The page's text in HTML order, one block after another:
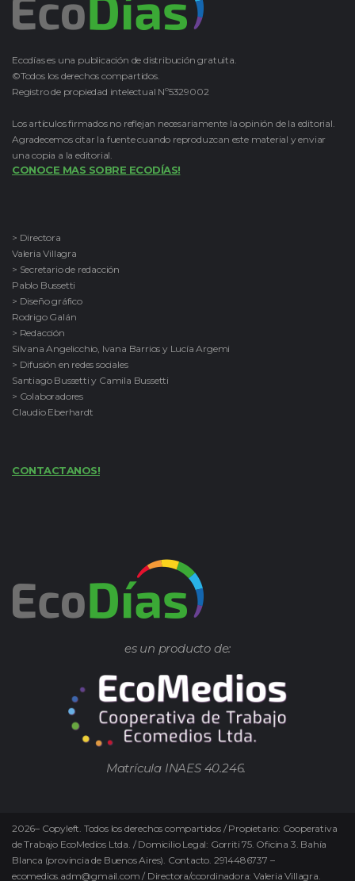
Ecodías es una publicación de distribución gratuita.
©Todos los derechos compartidos.
Registro de propiedad intelectual Nº5329002
Los artículos firmados no reflejan necesariamente la opinión de la editorial.
Agradecemos citar la fuente cuando reproduzcan este material y enviar
una copia a la editorial.
CONOCE MAS SOBRE ECODÍAS!
> Directora
Valeria Villagra
> Secretario de redacción
Pablo Bussetti
> Diseño gráfico
Rodrigo Galán
> Redacción
Silvana Angelicchio, Ivana Barrios y Lucía Argemi
> Difusión en redes sociales
Santiago Bussetti y Camila Bussetti
> Colaboradores
Claudio Eberhardt
CONTACTANOS!
es un producto de:
Matrícula INAES 40.246.
2026– Copyleft. Todos los derechos compartidos / Propietario: Cooperativa
de Trabajo EcoMedios Ltda. / Domicilio Legal: Gorriti 75. Oficina 3. Bahía
Blanca (provincia de Buenos Aires). Contacto. 2914486737 –
ecomedios.adm@gmail.com / Directora/coordinadora: Valeria Villagra.